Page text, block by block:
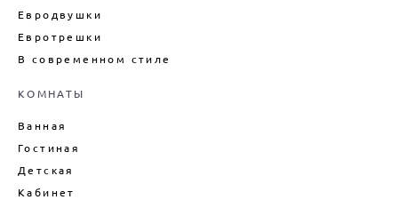
ДИЗАЙН БОЛЬШОГО ДОМА
ДИЗАЙН ДОМА ПОД КЛЮЧ
ДИЗАЙН ИНТЕРЬЕРА ДАЧИ
ПОДБОР МЕБЕЛИ ДЛЯ ИНТЕРЬЕРА
ВАННОЙ
ГОСТИНОЙ
Евродвушки
Евротрешки
В современном стиле
КОМНАТЫ
Ванная
Гостиная
Детская
Кабинет